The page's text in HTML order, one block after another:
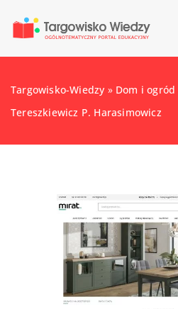
Targowisko-Wiedzy » Dom i ogród
Tereszkiewicz P. Harasimowicz